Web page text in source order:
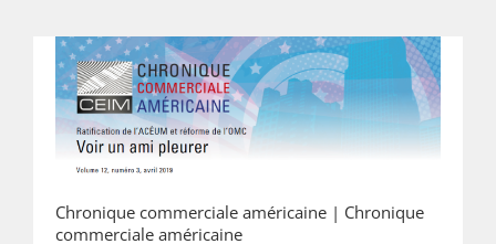
Chronique commerciale américaine | Chronique
commerciale américaine